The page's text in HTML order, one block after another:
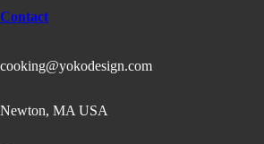
Contact
cooking@yokodesign.com
Newton, MA USA